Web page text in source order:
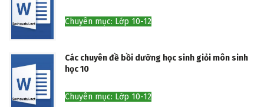
Chuyên mục: Lớp 10-12
Các chuyên đề bồi dưỡng học sinh giỏi môn sinh
học 10
Chuyên mục: Lớp 10-12